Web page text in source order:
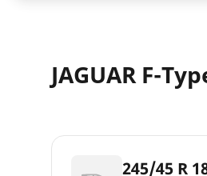
JAGUAR F-
245/45 R